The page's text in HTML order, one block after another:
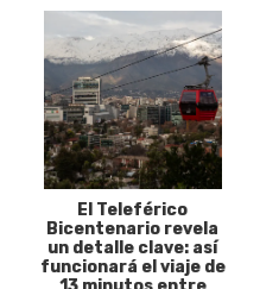
El Teleférico
Bicentenario revela
un detalle clave: así
funcionará el viaje de